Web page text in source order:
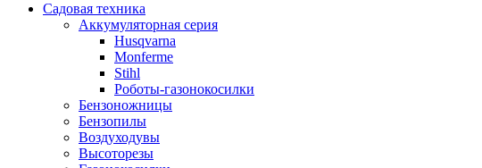
Садовая техника
Аккумуляторная серия
Husqvarna
Monferme
Stihl
Роботы-газонокосилки
Бензоножницы
Бензопилы
Воздухо­дувы
Высоторезы